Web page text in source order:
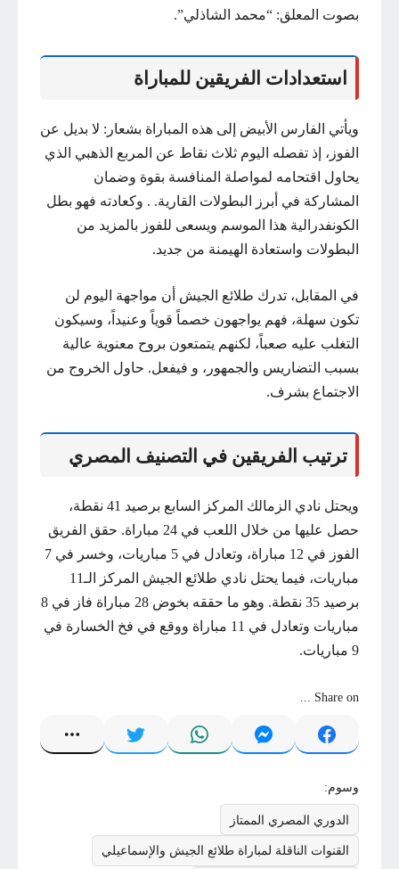
بصوت المعلق: “محمد الشاذلي”.
استعدادات الفريقين للمباراة
ويأتي الفارس الأبيض إلى هذه المباراة بشعار: لا بديل عن
الفوز، إذ تفصله اليوم ثلاث نقاط عن المربع الذهبي الذي
يحاول اقتحامه لمواصلة المنافسة بقوة وضمان
المشاركة في أبرز البطولات القارية. . وكعادته فهو بطل
الكونفدرالية هذا الموسم ويسعى للفوز بالمزيد من
البطولات واستعادة الهيمنة من جديد.
في المقابل، تدرك طلائع الجيش أن مواجهة اليوم لن
تكون سهلة، فهم يواجهون خصماً قوياً وعنيداً، وسيكون
التغلب عليه صعباً، لكنهم يتمتعون بروح معنوية عالية
بسبب التضاريس والجمهور، و فيفعل. حاول الخروج من
الاجتماع بشرف.
ترتيب الفريقين في التصنيف المصري
ويحتل نادي الزمالك المركز السابع برصيد 41 نقطة،
حصل عليها من خلال اللعب في 24 مباراة. حقق الفريق
الفوز في 12 مباراة، وتعادل في 5 مباريات، وخسر في 7
مباريات، فيما يحتل نادي طلائع الجيش المركز الـ11
برصيد 35 نقطة. وهو ما حققه بخوض 28 مباراة فاز في 8
مباريات وتعادل في 11 مباراة ووقع في فخ الخسارة في
9 مباريات.
Share on ...
وسوم:
الدوري المصري الممتاز
القنوات الناقلة لمباراة طلائع الجيش والإسماعيلي